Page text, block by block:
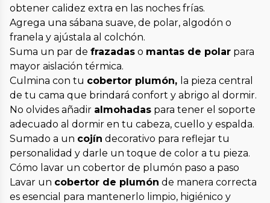
obtener calidez extra en las noches frías.
Agrega una sábana suave, de polar, algodón o
franela y ajústala al colchón.
Suma un par de frazadas o mantas de polar para
mayor aislación térmica.
Culmina con tu cobertor plumón, la pieza central
de tu cama que brindará confort y abrigo al dormir.
No olvides añadir almohadas para tener el soporte
adecuado al dormir en tu cabeza, cuello y espalda.
Sumado a un cojín decorativo para reflejar tu
personalidad y darle un toque de color a tu pieza.
Cómo lavar un cobertor de plumón paso a paso
Lavar un cobertor de plumón de manera correcta
es esencial para mantenerlo limpio, higiénico y